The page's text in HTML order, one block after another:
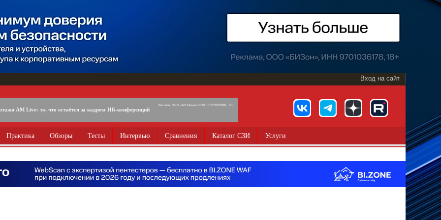
Вход на сайт
AM Live: то, что остаётся за кадром ИБ-конференций
Реклама. ООО «АМ Медиа» ОГРН 1077746725891, 18+
Практика Обзоры Тесты Интервью Сравнения Каталог СЗИ Услуги